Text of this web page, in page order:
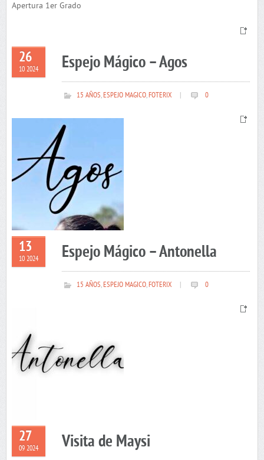
Apertura 1er Grado
26
10 2024 Espejo Mágico – Agos
15 AÑOS,ESPEJO MAGICO,FOTERIX 0
13
10 2024 Espejo Mágico – Antonella
15 AÑOS,ESPEJO MAGICO,FOTERIX 0
27
09 2024 Visita de Maysi